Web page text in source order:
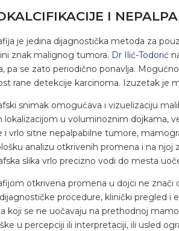
I
je jedina dijagnostička metoda za
znak malignog tumora. Dr Ilić-Todorić
pa se zato periodično ponavlja.
rane detekcije karcinoma. Izuzetak je
snimak omogućava i vizuelizaciju
lokalizacijom u voluminoznim dojkama,
i vrlo sitne nepalpabilne tumore,
analizu otkrivenih promena i na njoj
slika vrlo precizno vodi do mesta
otkrivena promena u dojci ne znači
procedure, klinički pregled i
koji se ne uočavaju na prethodnoj
u percepciji ili interpretaciji, ili usled